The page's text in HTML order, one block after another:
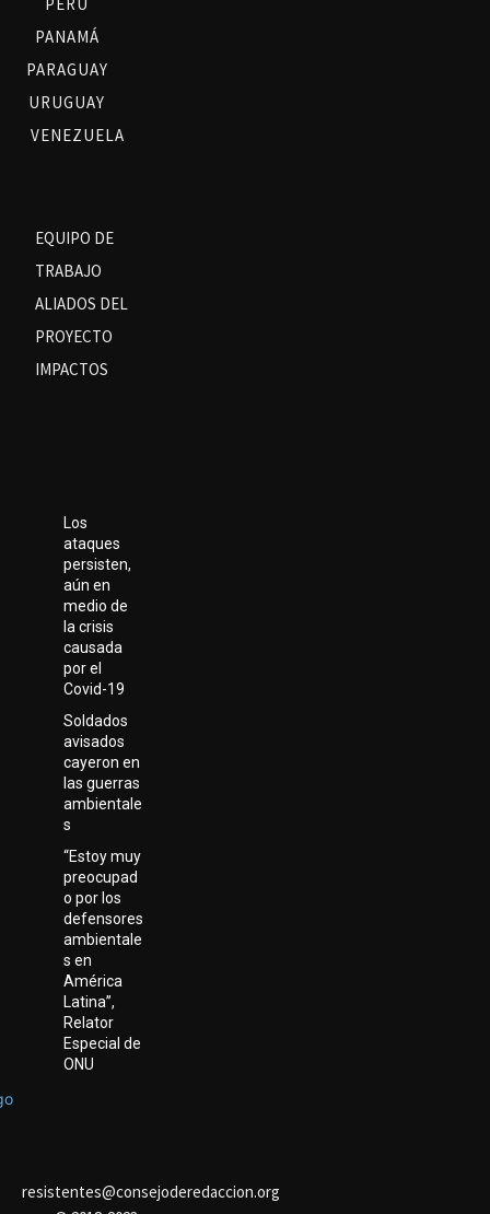
PANAMÁ
PARAGUAY
URUGUAY
VENEZUELA
EQUIPO DE
TRABAJO
ALIADOS DEL
PROYECTO
IMPACTOS
Los
ataques
persisten,
aún en
medio de
la crisis
causada
por el
Covid-19
Soldados
avisados
cayeron en
las guerras
ambientale
s
“Estoy muy
preocupad
o por los
defensores
ambientale
s en
América
Latina”,
Relator
Especial de
ONU
resistentes@consejoderedaccion.org